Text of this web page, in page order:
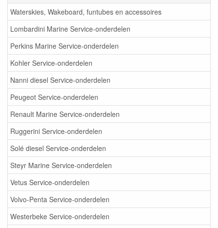
Waterskies, Wakeboard, funtubes en accessoires
Lombardini Marine Service-onderdelen
Perkins Marine Service-onderdelen
Kohler Service-onderdelen
Nanni diesel Service-onderdelen
Peugeot Service-onderdelen
Renault Marine Service-onderdelen
Ruggerini Service-onderdelen
Solé diesel Service-onderdelen
Steyr Marine Service-onderdelen
Vetus Service-onderdelen
Volvo-Penta Service-onderdelen
Westerbeke Service-onderdelen